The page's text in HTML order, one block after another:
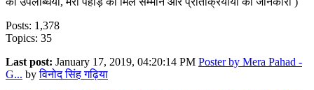
Posts: 1,378
Topics: 35
Last post: January 17, 2019, 04:20:14 PM Poster by Mera Pahad -
G... byविनोद सिंह गढ़िया